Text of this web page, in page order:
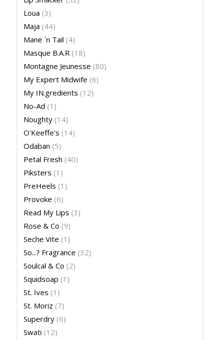
Loua (3)
Maja (44)
Mane ´n Tail (4)
Masque B.A.R (18)
Montagne Jeunesse (80)
My Expert Midwife (6)
My IN.gredients (12)
No-Ad (1)
Noughty (14)
O'Keeffe's (14)
Odaban (5)
Petal Fresh (40)
Piksters (1)
PreHeels (1)
Provoke (6)
Read My Lips (3)
Rose & Co (9)
Seche Vite (1)
So...? Fragrance (32)
Soulcal & Co (2)
Squidsoap (1)
St. Ives (1)
St. Moriz (7)
Superdry (6)
Swati (12)